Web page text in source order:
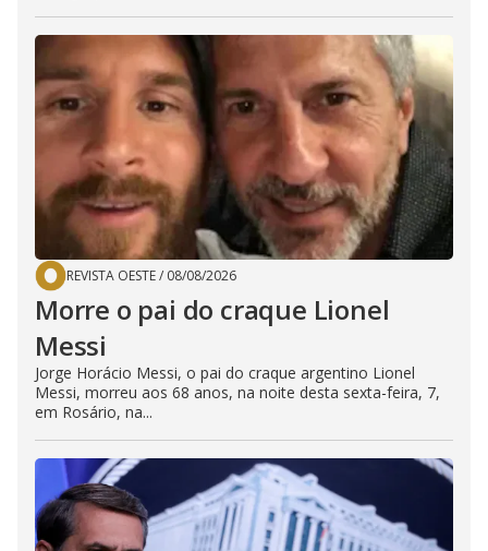
REVISTA OESTE/ 08/08/2026
Morre o pai do craque Lionel
Messi
Jorge Horácio Messi, o pai do craque argentino Lionel
Messi, morreu aos 68 anos, na noite desta sexta-feira, 7,
em Rosário, na...